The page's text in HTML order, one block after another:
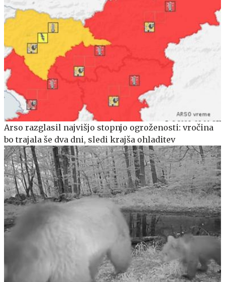
Arso razglasil najvišjo stopnjo ogroženosti: vročina
bo trajala še dva dni, sledi krajša ohladitev